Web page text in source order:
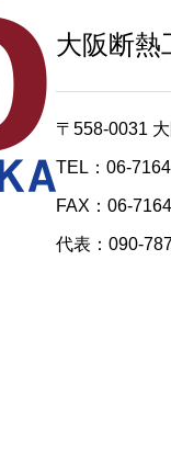
大阪断熱
〒558-0031
TEL：06-
FAX：06-
代表：090-